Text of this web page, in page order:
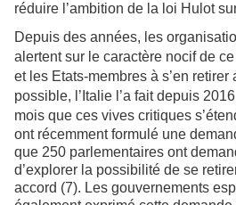
réduire l’ambition de la loi Hulot
Depuis des années, les
alertent sur le caractère nocif de
et les Etats-membres à s’en retirer
possible, l’Italie l’a fait depuis
mois que ces vives critiques
ont récemment formulé une
que 250 parlementaires ont
d’explorer la possibilité de se
accord (7). Les gouvernements